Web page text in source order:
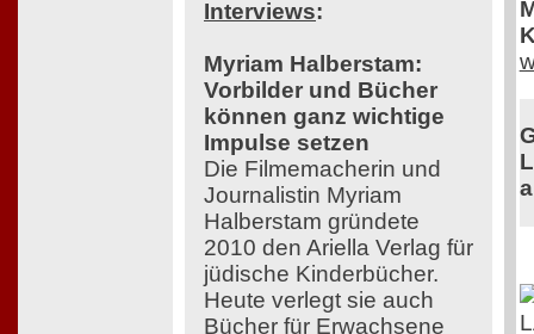
Interviews:
Myriam Halberstam:
Vorbilder und Bücher
können ganz wichtige
Impulse setzen
Die Filmemacherin und
Journalistin Myriam
Halberstam gründete
2010 den Ariella Verlag für
jüdische Kinderbücher.
Heute verlegt sie auch
Bücher für Erwachsene